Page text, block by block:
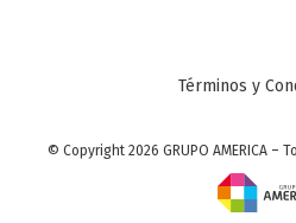
Términos y
© Copyright 2026 GRUPO AMERICA –